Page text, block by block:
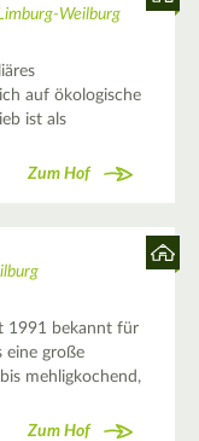
Weilburg
auf ökologische
ist als
Zum Hof
1991 bekannt für
eine große
mehligkochend,
Zum Hof